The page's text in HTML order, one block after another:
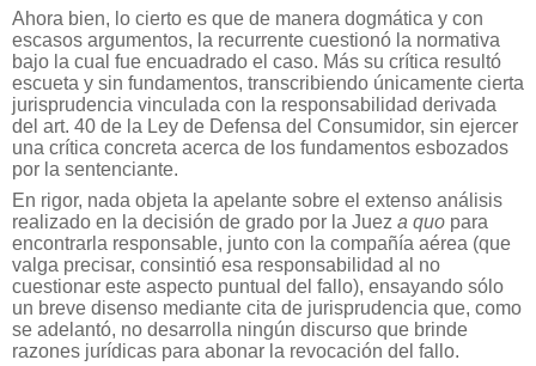
Ahora bien, lo cierto es que de manera dogmática y con
escasos argumentos, la recurrente cuestionó la normativa
bajo la cual fue encuadrado el caso. Más su crítica resultó
escueta y sin fundamentos, transcribiendo únicamente cierta
jurisprudencia vinculada con la responsabilidad derivada
del art. 40 de la Ley de Defensa del Consumidor, sin ejercer
una crítica concreta acerca de los fundamentos esbozados
por la sentenciante.
En rigor, nada objeta la apelante sobre el extenso análisis
realizado en la decisión de grado por la Juez a quo para
encontrarla responsable, junto con la compañía aérea (que
valga precisar, consintió esa responsabilidad al no
cuestionar este aspecto puntual del fallo), ensayando sólo
un breve disenso mediante cita de jurisprudencia que, como
se adelantó, no desarrolla ningún discurso que brinde
razones jurídicas para abonar la revocación del fallo.